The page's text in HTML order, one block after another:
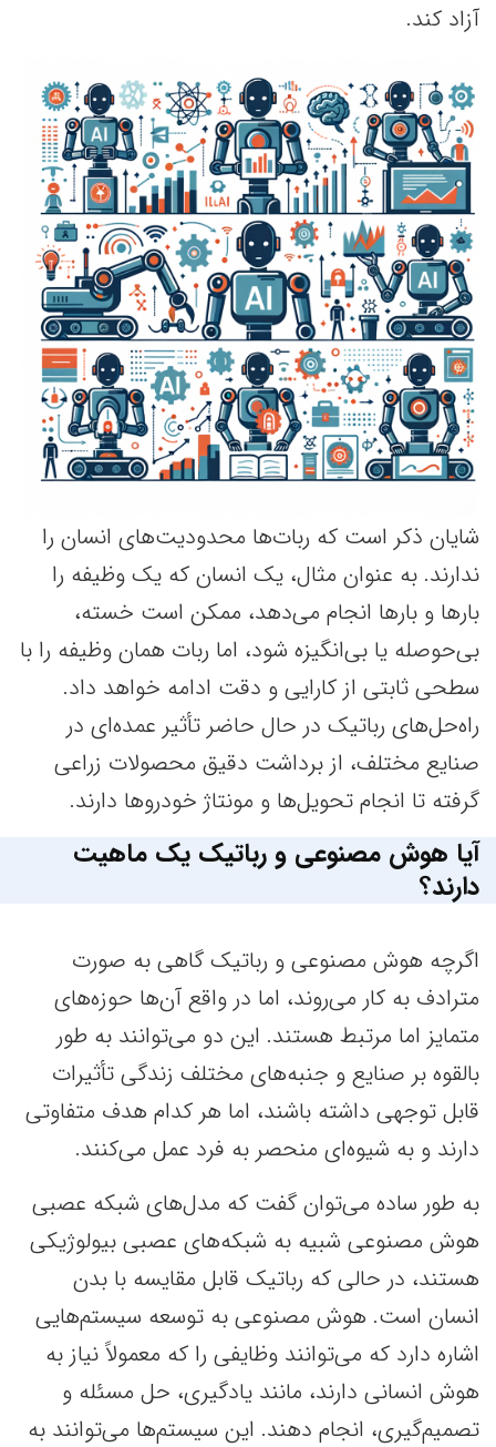
آزاد کند.
شایان ذکر است که ربات‌ها محدودیت‌های انسان‌ را
ندارند. به عنوان مثال، یک انسان که یک وظیفه را
بارها و بارها انجام می‌دهد، ممکن است خسته،
بی‌حوصله یا بی‌انگیزه شود، اما ربات همان وظیفه را با
سطحی ثابتی از کارایی و دقت ادامه خواهد داد.
راه‌حل‌های رباتیک در حال حاضر تأثیر عمده‌ای در
صنایع مختلف، از برداشت دقیق محصولات زراعی
گرفته تا انجام تحویل‌ها و مونتاژ خودروها دارند.
آیا هوش مصنوعی و رباتیک یک ماهیت
دارند؟
اگرچه هوش مصنوعی و رباتیک گاهی به صورت
مترادف به کار می‌روند، اما در واقع آن‌ها حوزه‌های
متمایز اما مرتبط هستند. این دو می‌توانند به طور
بالقوه بر صنایع و جنبه‌های مختلف زندگی تأثیرات
قابل توجهی داشته باشند، اما هر کدام هدف متفاوتی
دارند و به شیوه‌ای منحصر به فرد عمل می‌کنند.
به طور ساده می‌توان گفت که مدل‌های شبکه عصبی
هوش مصنوعی شبیه به شبکه‌های عصبی بیولوژیکی
هستند، در حالی که رباتیک قابل مقایسه با بدن
انسان است. هوش مصنوعی به توسعه سیستم‌هایی
اشاره دارد که می‌توانند وظایفی را که معمولاً نیاز به
هوش انسانی دارند، مانند یادگیری، حل مسئله و
تصمیم‌گیری، انجام دهند. این سیستم‌ها می‌توانند به